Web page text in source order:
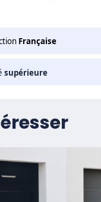
Française
supérieure